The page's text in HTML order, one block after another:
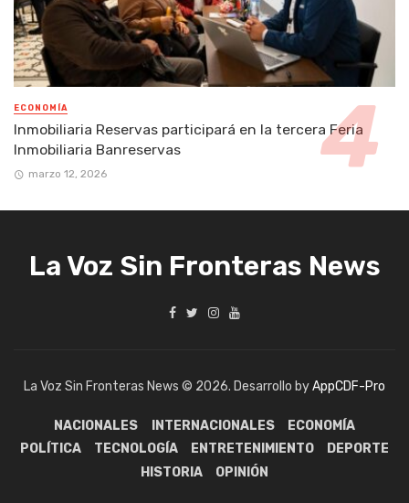
ECONOMÍA
Inmobiliaria Reservas participará en la tercera Feria
Inmobiliaria Banreservas
marzo 12, 2026
La Voz Sin Fronteras News
La Voz Sin Fronteras News © 2026. Desarrollo byAppCDF-Pro
NACIONALES INTERNACIONALES
ECONOMÍA
POLÍTICA
TECNOLOGÍA ENTRETENIMIENTO
DEPORTE
HISTORIA
OPINIÓN